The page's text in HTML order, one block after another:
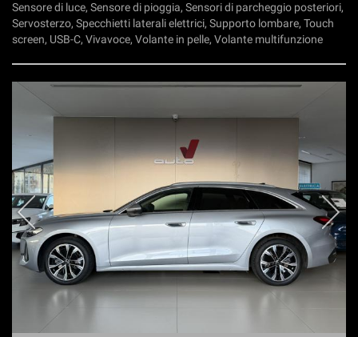
Sensore di luce, Sensore di pioggia, Sensori di parcheggio posteriori,
Servosterzo, Specchietti laterali elettrici, Supporto lombare, Touch
screen, USB-C, Vivavoce, Volante in pelle, Volante multifunzione